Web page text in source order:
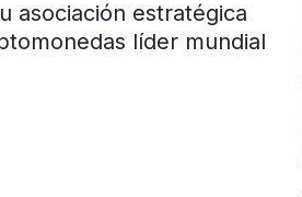
asociación estratégica
líder mundial